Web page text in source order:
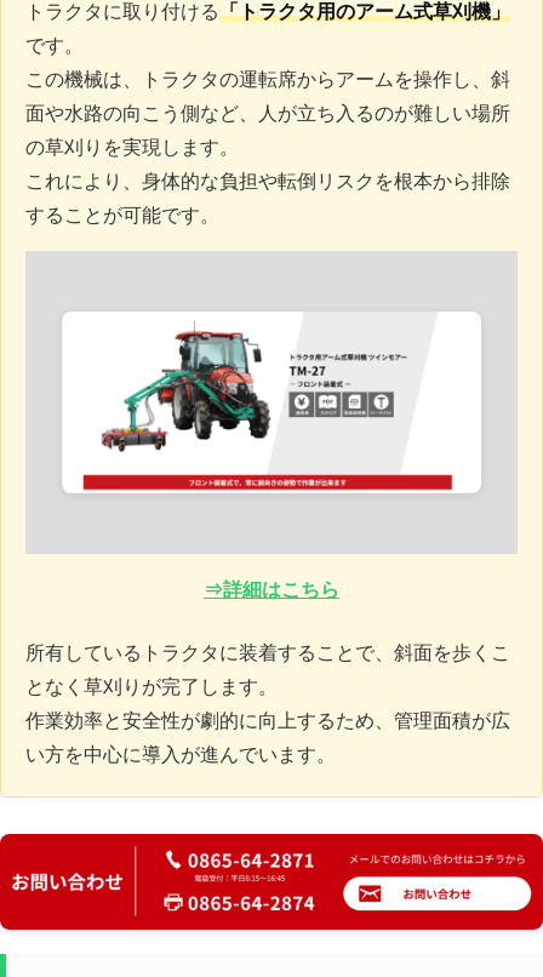
トラクタに取り付ける「トラクタ用のアーム式草刈機」
です。
この機械は、トラクタの運転席からアームを操作し、斜
面や水路の向こう側など、人が立ち入るのが難しい場所
の草刈りを実現します。
これにより、身体的な負担や転倒リスクを根本から排除
することが可能です。
⇒詳細はこちら
所有しているトラクタに装着することで、斜面を歩くこ
となく草刈りが完了します。
作業効率と安全性が劇的に向上するため、管理面積が広
い方を中心に導入が進んでいます。